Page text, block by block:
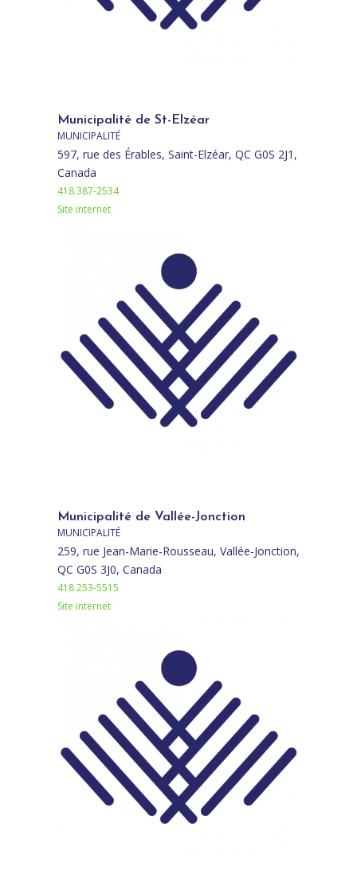
Municipalité de St-Elzéar
MUNICIPALITÉ
597, rue des Érables, Saint-Elzéar, QC G0S 2J1,
Canada
418 387-2534
Site internet
Municipalité de Vallée-Jonction
MUNICIPALITÉ
259, rue Jean-Marie-Rousseau, Vallée-Jonction,
QC G0S 3J0, Canada
418 253-5515
Site internet